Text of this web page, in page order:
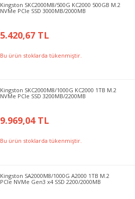
Kingston SKC2000M8/500G KC2000 500GB M.2
NVMe PCIe SSD 3000MB/2000MB
5.420,67 TL
Bu ürün stoklarda tükenmiştir.
Kingston SKC2000M8/1000G KC2000 1TB M.2
NVMe PCIe SSD 3200MB/2200MB
9.969,04 TL
Bu ürün stoklarda tükenmiştir.
Kingston SA2000M8/1000G A2000 1TB M.2
PCIe NVMe Gen3 x4 SSD 2200/2000MB